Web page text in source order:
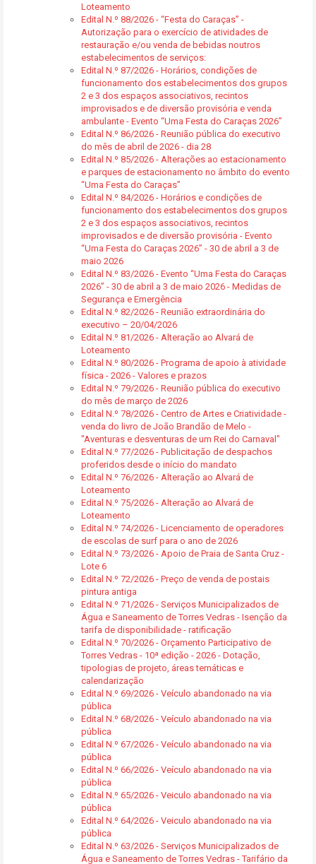
Loteamento
Edital N.º 88/2026 - “Festa do Caraças” -
Autorização para o exercício de atividades de
restauração e/ou venda de bebidas noutros
estabelecimentos de serviços:
Edital N.º 87/2026 - Horários, condições de
funcionamento dos estabelecimentos dos grupos
2 e 3 dos espaços associativos, recintos
improvisados e de diversão provisória e venda
ambulante - Evento “Uma Festa do Caraças 2026”
Edital N.º 86/2026 - Reunião pública do executivo
do mês de abril de 2026 - dia 28
Edital N.º 85/2026 - Alterações ao estacionamento
e parques de estacionamento no âmbito do evento
“Uma Festa do Caraças”
Edital N.º 84/2026 - Horários e condições de
funcionamento dos estabelecimentos dos grupos
2 e 3 dos espaços associativos, recintos
improvisados e de diversão provisória - Evento
“Uma Festa do Caraças 2026” - 30 de abril a 3 de
maio 2026
Edital N.º 83/2026 - Evento “Uma Festa do Caraças
2026” - 30 de abril a 3 de maio 2026 - Medidas de
Segurança e Emergência
Edital N.º 82/2026 - Reunião extraordinária do
executivo – 20/04/2026
Edital N.º 81/2026 - Alteração ao Alvará de
Loteamento
Edital N.º 80/2026 - Programa de apoio à atividade
física - 2026 - Valores e prazos
Edital N.º 79/2026 - Reunião pública do executivo
do mês de março de 2026
Edital N.º 78/2026 - Centro de Artes e Criatividade -
venda do livro de João Brandão de Melo -
"Aventuras e desventuras de um Rei do Carnaval"
Edital N.º 77/2026 - Publicitação de despachos
proferidos desde o início do mandato
Edital N.º 76/2026 - Alteração ao Alvará de
Loteamento
Edital N.º 75/2026 - Alteração ao Alvará de
Loteamento
Edital N.º 74/2026 - Licenciamento de operadores
de escolas de surf para o ano de 2026
Edital N.º 73/2026 - Apoio de Praia de Santa Cruz -
Lote 6
Edital N.º 72/2026 - Preço de venda de postais
pintura antiga
Edital N.º 71/2026 - Serviços Municipalizados de
Água e Saneamento de Torres Vedras - Isenção da
tarifa de disponibilidade - ratificação
Edital N.º 70/2026 - Orçamento Participativo de
Torres Vedras - 10ª edição - 2026 - Dotação,
tipologias de projeto, áreas temáticas e
calendarização
Edital N.º 69/2026 - Veículo abandonado na via
pública
Edital N.º 68/2026 - Veículo abandonado na via
pública
Edital N.º 67/2026 - Veículo abandonado na via
pública
Edital N.º 66/2026 - Veículo abandonado na via
pública
Edital N.º 65/2026 - Veiculo abandonado na via
pública
Edital N.º 64/2026 - Veiculo abandonado na via
pública
Edital N.º 63/2026 - Serviços Municipalizados de
Água e Saneamento de Torres Vedras - Tarifário da